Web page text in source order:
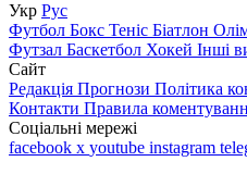
Укр Рус
Футбол Бокс Теніс Біатлон
Футзал Баскетбол Хокей Інші
Сайт
Редакція Прогнози Політика
Контакти Правила
Соціальні мережі
facebook x youtube instagram